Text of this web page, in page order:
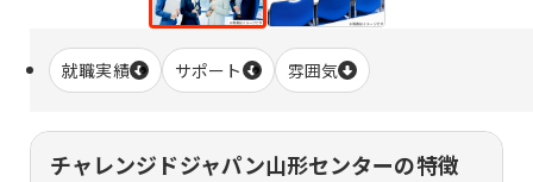
就職実績 サポート 雰囲気
チャレンジドジャパン山形センターの特徴